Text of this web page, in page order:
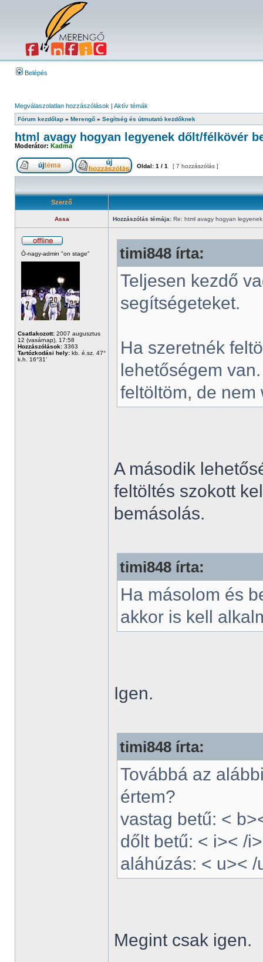
Belépés
Megválaszolatlan hozzászólások | Aktív témák
Fórum kezdőlap » Merengő » Segítség és útmutató kezdőknek
html avagy hogyan legyenek dőlt/félkövér
Moderátor: Kadma
Oldal: 1 / 1 [ 7 hozzászólás ]
Szerző
Assa Hozzászólás témája: Re: html avagy hogyan
Ó-nagy-admin "on stage"
Csatlakozott: 2007 augusztus
12 (vasárnap), 17:58
Hozzászólások: 3363
Tartózkodási hely: kb. é.sz. 47°
k.h. 16°31'
timi848 írta:
Teljesen kezdő
segítségeteket.
Ha szeretnék
lehetőségem
feltöltöm, de nem
A második
feltöltés szokott
bemásolás.
timi848 írta:
Ha másolom és
akkor is kell
Igen.
timi848 írta:
Továbbá az
értem?
vastag betű: <
dőlt betű: < i>< /i>
aláhúzás: < u>< /
Megint csak igen.